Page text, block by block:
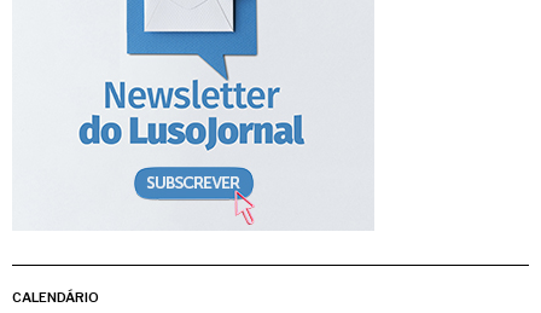
CALENDÁRIO